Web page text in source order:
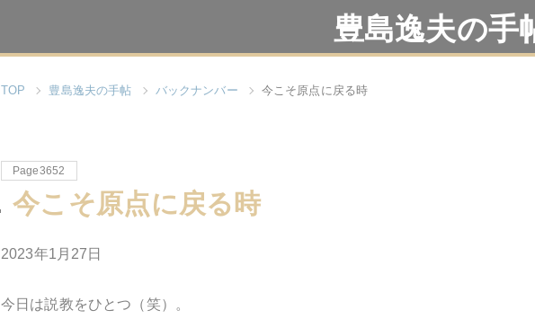
豊島逸夫の手
TOP 豊島逸夫の手帖 バックナンバー 今こそ原点に戻る時
Page3652
今こそ原点に戻る時
2023年1月27日
今日は説教をひとつ（笑）。